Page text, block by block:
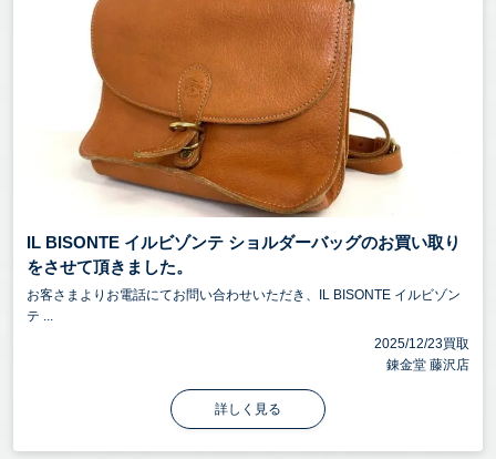
IL BISONTE イルビゾンテ ショルダーバッグのお買い取り
をさせて頂きました。
お客さまよりお電話にてお問い合わせいただき、IL BISONTE イルビゾン
テ ...
2025/12/23買取
錬金堂 藤沢店
詳しく見る